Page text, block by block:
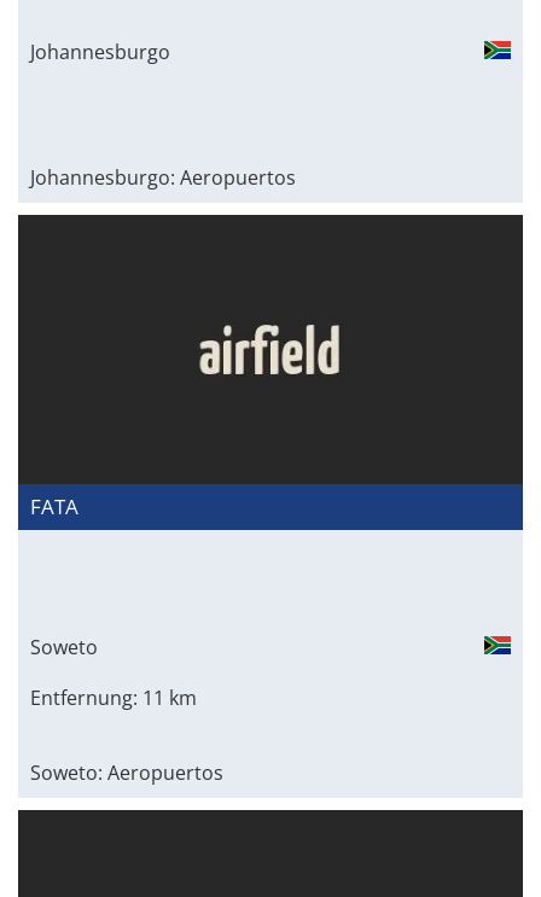
Johannesburgo
Johannesburgo: Aeropuertos
FATA
Soweto
Entfernung: 11 km
Soweto: Aeropuertos